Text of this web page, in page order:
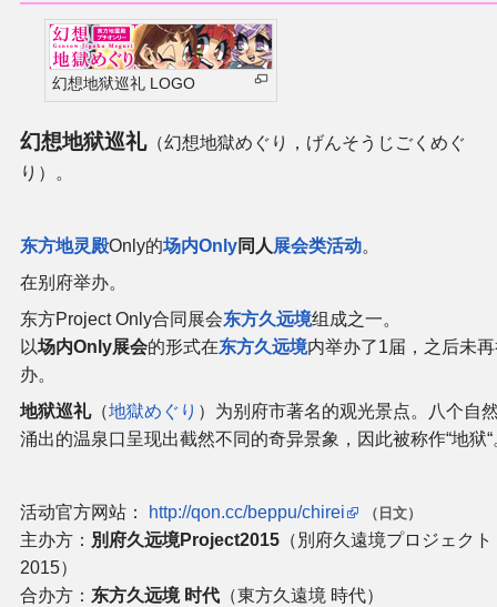
幻想地狱巡礼 LOGO
幻想地狱巡礼（幻想地獄めぐり，げんそうじごくめぐ
り）。
东方地灵殿Only的场内Only同人 展会类活动。
在别府举办。
东方Project Only合同展会东方久远境组成之一。
以场内Only展会的形式在东方久远境内举办了1届，之后未
办。
地狱巡礼（地獄めぐり ）为别府市著名的观光景点。八个自
涌出的温泉口呈现出截然不同的奇异景象，因此被称作“地狱“
活动官方网站： http://qon.cc/beppu/chirei （日文）
主办方： 別府久远境Project2015 （別府久遠境プロジェクト
2015）
合办方： 东方久远境 时代 （東方久遠境 時代）
官方音乐
官方书籍
官方角色
游戏攻略
东方相关活动
其他相关项目
二次创作与活动
展会及活动导航
展会作品列表